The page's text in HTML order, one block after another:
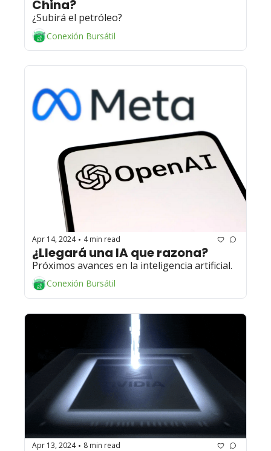
¿Subirá el petróleo?
Conexión Bursátil
Apr 14, 2024 • 4 min read
Próximos avances en la inteligencia artificial.
Conexión Bursátil
Apr 13, 2024 • 8 min read